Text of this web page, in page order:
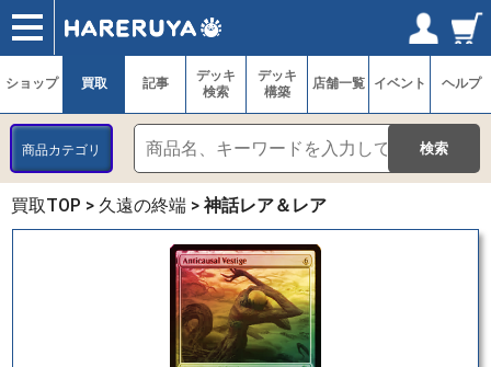
ショップ
買取
記事
デッキ検索
デッキ構築
選手一覧
店舗一覧
イベント
ヘルプ
お問い合わせ ログイン／会員登録
マイページ
ショップ 買取 記事
デッキ
検索
デッキ
構築
店舗一覧 イベント ヘルプ
商品カテゴリ
買取TOP > 久遠の終端 > 神話レア＆レア